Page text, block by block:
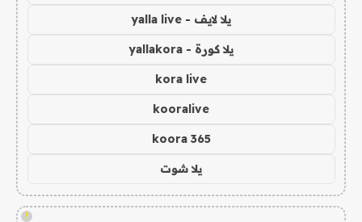
يلا لايف - yalla live
يلا كورة - yallakora
kora live
kooralive
koora 365
يلا شوت
!